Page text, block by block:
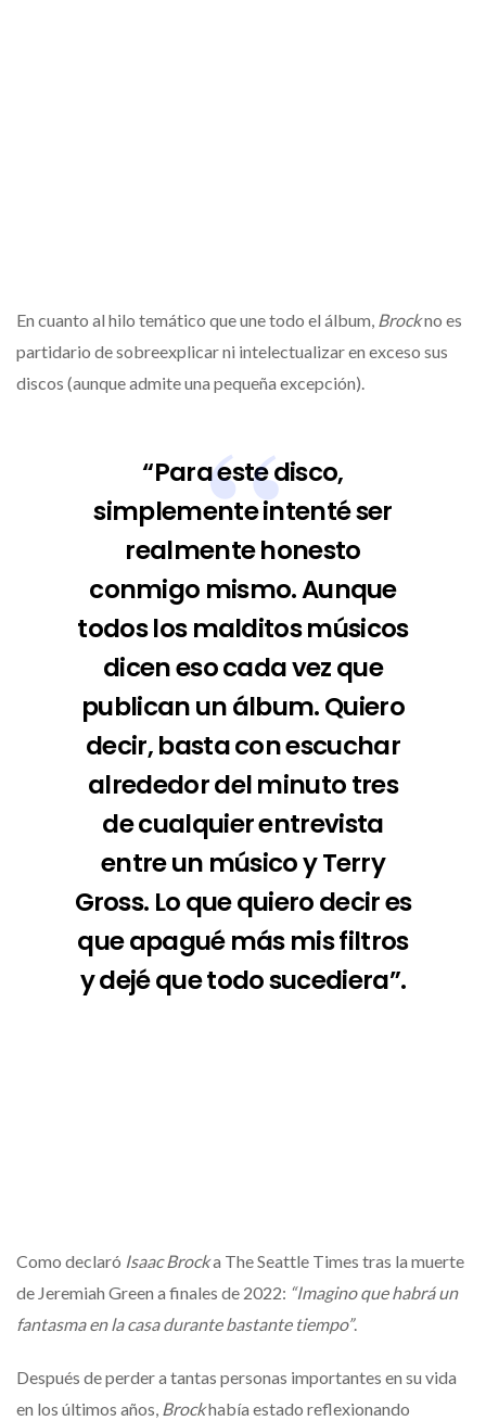
En cuanto al hilo temático que une todo el álbum, Brockno es
partidario de sobreexplicar ni intelectualizar en exceso sus
discos (aunque admite una pequeña excepción).
“Para este disco,
simplemente intenté ser
realmente honesto
conmigo mismo. Aunque
todos los malditos músicos
dicen eso cada vez que
publican un álbum. Quiero
decir, basta con escuchar
alrededor del minuto tres
de cualquier entrevista
entre un músico y Terry
Gross. Lo que quiero decir es
que apagué más mis filtros
y dejé que todo sucediera”.
Como declaró Isaac Brocka The Seattle Times tras la muerte
de Jeremiah Green a finales de 2022: “Imagino que habrá un
fantasma en la casa durante bastante tiempo”.
Después de perder a tantas personas importantes en su vida
en los últimos años, Brockhabía estado reflexionando